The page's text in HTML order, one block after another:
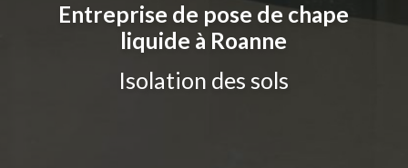
Entreprise de pose de chape
liquide à Roanne
Isolation des sols